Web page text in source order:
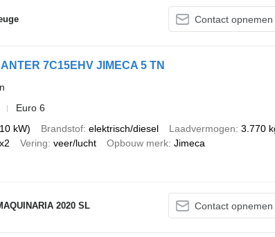
Contact
7C15EHV JIMECA 5 TN
Euro 6
kW) Brandstof elektrisch/diesel Laadvermogen 3.770
Vering veer/lucht Opbouw merk Jimeca
2020 SL Contact